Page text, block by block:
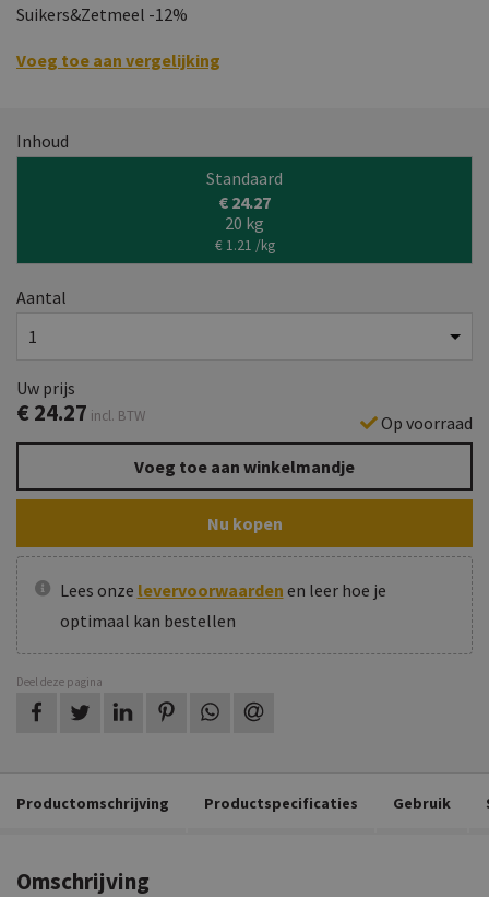
Suikers&Zetmeel -12%
Voeg toe aan vergelijking
Inhoud
Standaard
€ 24.27
20 kg
€ 1.21 /kg
Aantal
Uw prijs
€ 24.27 incl. BTW
Op voorraad
Voeg toe aan winkelmandje
Nu kopen
Lees onze levervoorwaarden en leer hoe je
optimaal kan bestellen
Deel deze pagina
op Facebookop Twitterop LinkedInop Pinterestop WhatsApp
Productomschrijving Productspecificaties Gebruik
Omschrijving